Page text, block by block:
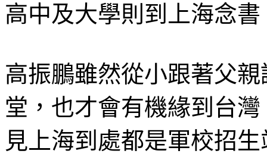
高中及大學則到上海念書
高振鵬雖然從小跟著父
堂，也才會有機緣到台
見上海到處都是軍校招